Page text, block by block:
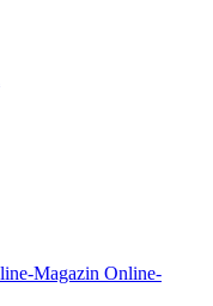
Online-